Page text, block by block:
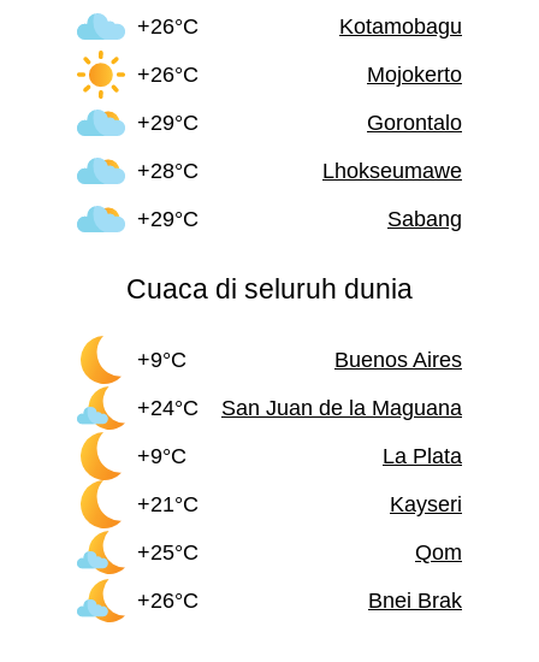
+26°C
Kotamobagu
+26°C
Mojokerto
+29°C
Gorontalo
+28°C
Lhokseumawe
+29°C
Sabang
Cuaca di seluruh dunia
+9°C
Buenos Aires
+24°C
San Juan de la Maguana
+9°C
La Plata
+21°C
Kayseri
+25°C
Qom
+26°C
Bnei Brak